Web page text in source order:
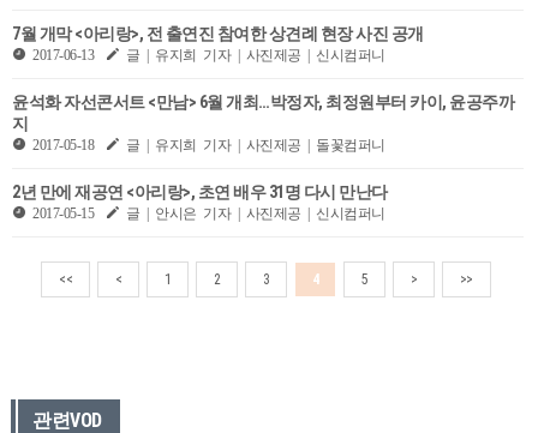
7월 개막 <아리랑>, 전 출연진 참여한 상견례 현장 사진 공개
2017-06-13 글 | 유지희 기자 | 사진제공 | 신시컴퍼니
윤석화 자선콘서트 <만남> 6월 개최…박정자, 최정원부터 카이, 윤공주까
지
2017-05-18 글 | 유지희 기자 | 사진제공 | 돌꽃컴퍼니
2년 만에 재공연 <아리랑>, 초연 배우 31명 다시 만난다
2017-05-15 글 | 안시은 기자 | 사진제공 | 신시컴퍼니
<< < 1 2 3 4 5 > >>
관련VOD